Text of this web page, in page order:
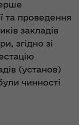
та проведення
закладів
згідно зі
(установ)
чинності